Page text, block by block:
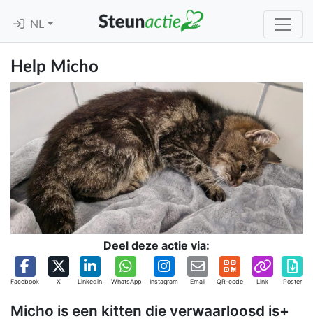
NL
Help Micho
Deel deze actie via:
Facebook X Linkedin WhatsApp Instagram Email QR-code Link Poster
Micho is een kitten die verwaarloosd is+